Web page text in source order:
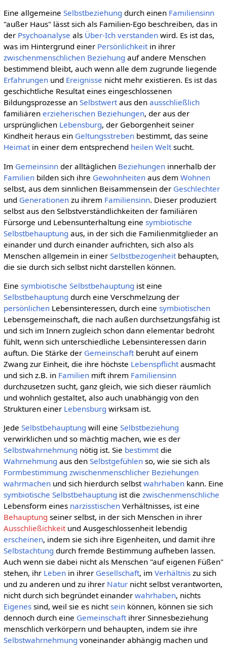
Eine allgemeine Selbstbeziehung durch einen Familiensinn
"außer Haus" lässt sich als Familien-Ego beschreiben, das in
der Psychoanalyse als Über-Ich verstandenwird. Es ist das,
was im Hintergrund einer Persönlichkeitin ihrer
zwischenmenschlichen Beziehung auf andere Menschen
bestimmend bleibt, auch wenn alle dem zugrunde liegende
Erfahrungenund Ereignisse nicht mehr existieren. Es ist das
geschichtliche Resultat eines eingeschlossenen
Bildungsprozesse an Selbstwertaus den ausschließlich
familiären erzieherischen Beziehungen, der aus der
ursprünglichen Lebensburg, der Geborgenheit seiner
Kindheit heraus ein Geltungsstrebenbestimmt, das seine
Heimatin einer dem entsprechend heilen Weltsucht.
Im Gemeinsinnder alltäglichen Beziehungeninnerhalb der
Familienbilden sich ihre Gewohnheitenaus dem Wohnen
selbst, aus dem sinnlichen Beisammensein der Geschlechter
und Generationenzu ihrem Familiensinn. Dieser produziert
selbst aus den Selbstverständlichkeiten der familiären
Fürsorge und Lebensunterhaltung eine symbiotische
Selbstbehauptung aus, in der sich die Familienmitglieder an
einander und durch einander aufrichten, sich also als
Menschen allgemein in einer Selbstbezogenheitbehaupten,
die sie durch sich selbst nicht darstellen können.
Eine symbiotische Selbstbehauptung ist eine
Selbstbehauptung durch eine Verschmelzung der
persönlichenLebensinteressen, durch eine symbiotischen
Lebensgemeinschaft, die nach außen durchsetzungsfähig ist
und sich im Innern zugleich schon dann elementar bedroht
fühlt, wenn sich unterschiedliche Lebensinteressen darin
auftun. Die Stärke der Gemeinschaftberuht auf einem
Zwang zur Einheit, die ihre höchste Lebenspflichtausmacht
und sich z.B. in Familienmift ihrem Familiensinn
durchzusetzen sucht, ganz gleich, wie sich dieser räumlich
und wohnlich gestaltet, also auch unabhängig von den
Strukturen einer Lebensburg wirksam ist.
Jede Selbstbehauptung will eine Selbstbeziehung
verwirklichen und so mächtig machen, wie es der
Selbstwahrnehmung nötig ist. Sie bestimmtdie
Wahrnehmung aus den Selbstgefühlenso, wie sie sich als
Formbestimmung zwischenmenschlicher Beziehungen
wahrmachenund sich hierdurch selbstwahrhabenkann. Eine
symbiotische Selbstbehauptung ist die zwischenmenschliche
Lebensform eines narzisstischenVerhältnisses, ist eine
Behauptung seiner selbst, in der sich Menschen in ihrer
Ausschließichkeitund Ausgeschlossenheit lebendig
erscheinen, indem sie sich ihre Eigenheiten, und damit ihre
Selbstachtung durch fremde Bestimmung aufheben lassen.
Auch wenn sie dabei nicht als Menschen "auf eigenen Füßen"
stehen, ihr Lebenin ihrer Gesellschaft, im Verhältniszu sich
und zu anderen und zu ihrer Naturnicht selbst verantworten,
nicht durch sich begründet einander wahrhaben, nichts
Eigenessind, weil sie es nichtseinkönnen, können sie sich
dennoch durch eine Gemeinschaftihrer Sinnesbeziehung
menschlich verkörpern und behaupten, indem sie ihre
Selbstwahrnehmung voneinander abhängig machen und